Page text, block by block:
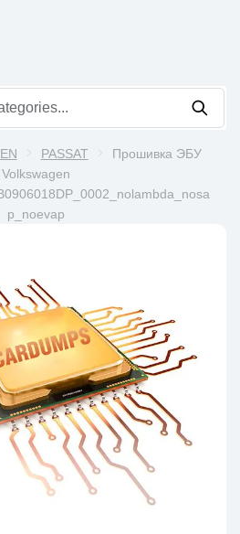
PASSAT
Прошивка ЭБУ
Volkswagen
p_noevap